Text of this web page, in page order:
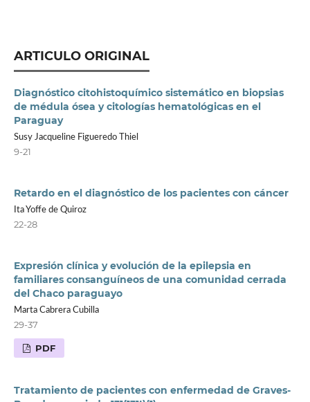
ARTICULO ORIGINAL
Diagnóstico citohistoquímico sistemático en biopsias
de médula ósea y citologías hematológicas en el
Paraguay
Susy Jacqueline Figueredo Thiel
9-21
Retardo en el diagnóstico de los pacientes con cáncer
Ita Yoffe de Quiroz
22-28
Expresión clínica y evolución de la epilepsia en
familiares consanguíneos de una comunidad cerrada
del Chaco paraguayo
Marta Cabrera Cubilla
29-37
PDF
Tratamiento de pacientes con enfermedad de Graves-